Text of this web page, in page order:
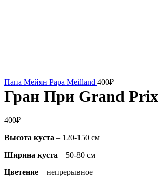
Папа Мейян Papa Meilland 400₽
Гран При Grand Prix
400₽
Высота куста – 120-150 см
Ширина куста – 50-80 см
Цветение – непрерывное